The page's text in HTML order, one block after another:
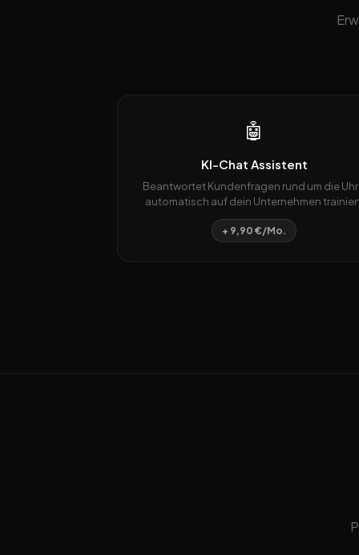
🤖
KI-Chat Assistent
Beantwortet Kundenfragen rund um die Uhr
automatisch auf dein Unternehmen
+ 9,90 €/Mo.